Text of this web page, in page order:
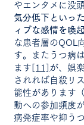
やエンタメに没
気分低下といっ
ィブな感情を喚
な患者層のQOL
す。またうつ病
ます [11]
が、娯
されれば自殺リ
能性があります
動への参加頻度
病発症率や抑う